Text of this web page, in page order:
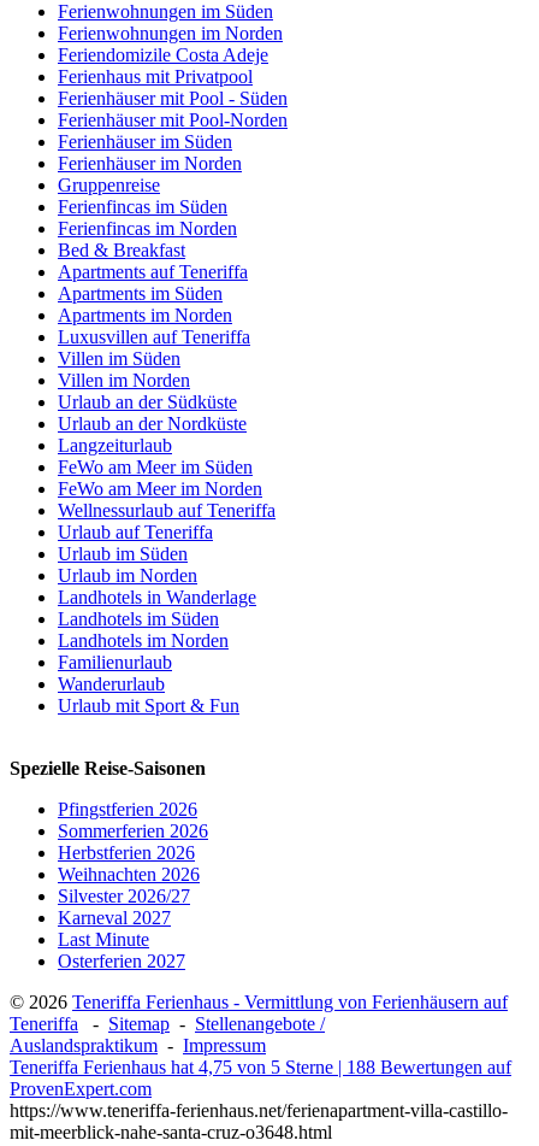
Ferienwohnungen im Süden
Ferienwohnungen im Norden
Feriendomizile Costa Adeje
Ferienhaus mit Privatpool
Ferienhäuser mit Pool - Süden
Ferienhäuser mit Pool-Norden
Ferienhäuser im Süden
Ferienhäuser im Norden
Gruppenreise
Ferienfincas im Süden
Ferienfincas im Norden
Bed & Breakfast
Apartments auf Teneriffa
Apartments im Süden
Apartments im Norden
Luxusvillen auf Teneriffa
Villen im Süden
Villen im Norden
Urlaub an der Südküste
Urlaub an der Nordküste
Langzeiturlaub
FeWo am Meer im Süden
FeWo am Meer im Norden
Wellnessurlaub auf Teneriffa
Urlaub auf Teneriffa
Urlaub im Süden
Urlaub im Norden
Landhotels in Wanderlage
Landhotels im Süden
Landhotels im Norden
Familienurlaub
Wanderurlaub
Urlaub mit Sport & Fun
Spezielle Reise-Saisonen
Pfingstferien 2026
Sommerferien 2026
Herbstferien 2026
Weihnachten 2026
Silvester 2026/27
Karneval 2027
Last Minute
Osterferien 2027
© 2026 Teneriffa Ferienhaus - Vermittlung von Ferienhäusern auf
Teneriffa
- Sitemap - Stellenangebote /
Auslandspraktikum - Impressum
Teneriffa Ferienhaus hat 4,75 von 5 Sterne | 188 Bewertungen auf
ProvenExpert.com
https://www.teneriffa-ferienhaus.net/ferienapartment-villa-castillo-
mit-meerblick-nahe-santa-cruz-o3648.html